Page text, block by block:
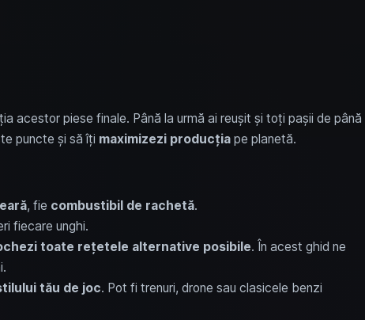
acestor piese finale. Până la urmă ai reușit și toți pașii de până
puncte și să îți maximizezi producțiape planetă.
, fie combustibil de rachetă.
fiecare unghi.
toate rețetele alternative posibile. În acest ghid ne
tău de joc. Pot fi trenuri, drone sau clasicele benzi